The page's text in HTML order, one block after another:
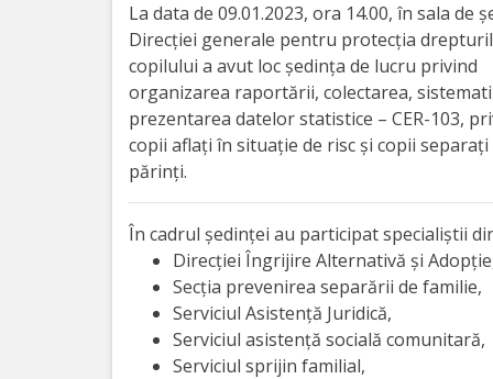
Structura
Strategia
Orarul
audienței
Managementul
La data de 09.01.2023, ora 14.00, în sala de ș
Direcției generale pentru protecția
copilului a avut loc ședința de lucru privind
organizarea raportării, colectarea,
prezentarea datelor statistice – CER-103,
copii aflați în situație de risc și copii separați
părinți.
În cadrul ședinței au participat specialiștii
Direcției Îngrijire Alternativă și
Secția prevenirea separării de familie,
Serviciul Asistență Juridică,
Serviciul asistență socială comunitară,
Serviciul sprijin familial,